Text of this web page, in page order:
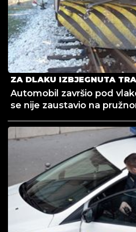
ZA DLAKU IZBJEGNUTA
Automobil završio pod
se nije zaustavio na